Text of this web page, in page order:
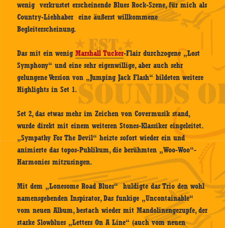
wenig verkrustet erscheinende Blues Rock-Szene, für mich als
Country-Liebhaber eine äußerst willkommene
Begleiterscheinung.
Das mit ein wenigMarshall Tucker-Flair durchzogene „Lost
Symphony“ und eine sehr eigenwillige, aber auch sehr
gelungene Version von „Jumping Jack Flash“ bildeten weitere
Highlights in Set 1.
Set 2, das etwas mehr im Zeichen von Covermusik stand,
wurde direkt mit einem weiteren Stones-Klassiker eingeleitet.
„Sympathy For The Devil“ heizte sofort wieder ein und
animierte das topos-Publikum, die berühmten „Woo-Woo“-
Harmonies mitzusingen.
Mit dem „Lonesome Road Blues“ huldigte das Trio den wohl
namensgebenden Inspirator, Das funkige „Uncontainable“
vom neuen Album, bestach wieder mit Mandolinengezupfe, der
starke Slowblues „Letters On A Line“ (auch vom neuen